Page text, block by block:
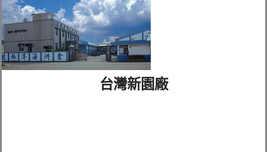
台灣新園廠